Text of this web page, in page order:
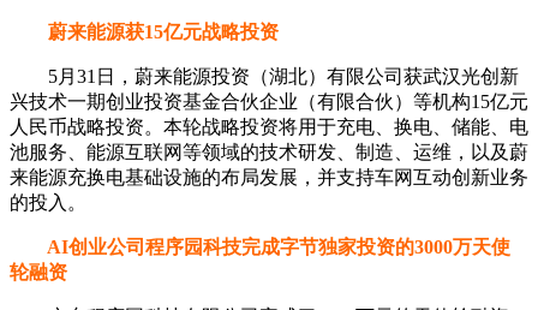
蔚来能源获15亿元战略投资
5月31日，蔚来能源投资（湖北）有限公司获武汉光创新
兴技术一期创业投资基金合伙企业（有限合伙）等机构15亿元
人民币战略投资。本轮战略投资将用于充电、换电、储能、电
池服务、能源互联网等领域的技术研发、制造、运维，以及蔚
来能源充换电基础设施的布局发展，并支持车网互动创新业务
的投入。
AI创业公司程序园科技完成字节独家投资的3000万天使
轮融资